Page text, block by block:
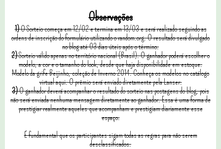
Observações
1)O Sorteio começa em 12/02 e termina em 13/03 e será realizado seguindo as
ordens de inscrição do formulário utilizando o random.org. O resultado será divulgado
no blog até 03 dias úteis após o término.
2)Sorteio válido apenas no território nacional (Brasil). O ganhador poderá escolher o
modelo, a cor e o tamanho do look, desde que haja disponibilidade em estoque.
Modelo da grife Beijinho, coleção de Inverno 2014. Conheça os modelos no catálogo
virtual aqui. O prêmio será enviado diretamente pela Lanser.
3)O ganhador deverá acompanhar o resultado do sorteio nas postagens do blog, pois
não será enviada nenhuma mensagem diretamente ao ganhador. Essa é uma forma de
prestigiar realmente aqueles que acompanham e prestigiam diariamente esse
espaço.
É fundamental que os participantes sigam todas as regras para não serem
desclassificados.